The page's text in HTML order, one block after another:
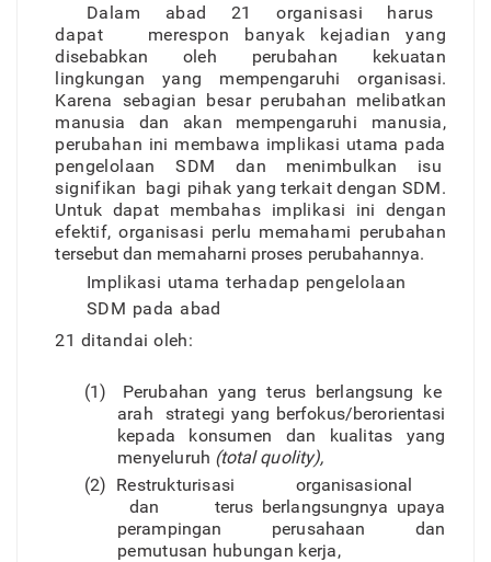
Dalam abad 21organisasi harus
dapat merespon banyak kejadian yang
disebabkan oleh perubahan kekuatan
lingkunganyang mempengaruhiorganisasi.
Karena sebagian besar perubahan melibatkan
manusia dan akan mempengaruhi manusia,
perubahan ini membawa implikasi utama pada
pengelolaan SDM dan menimbulkan isu
signifikan bagi pihak yangterkaitdengan SDM.
Untuk dapat membahas implikasi ini dengan
efektif,organisasi perlu memahami perubahan
tersebut dan memaharni proses perubahannya.
Implikasi utama terhadap pengelolaan
SDM pada abad
21 ditandai oleh:
(1) Perubahan yangterus berlangsung ke
ara h strategi yang berfokus/berorientasi
kepada konsumen dan kualitas yang
menyeluruh (totalquolity),
(2) Restrukturisasi organisasional
dan terus berlangsungnya upaya
perampingan perusahaandan
pemutusan hubungan kerja,